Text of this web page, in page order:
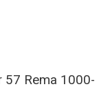
57 Rema 1000-